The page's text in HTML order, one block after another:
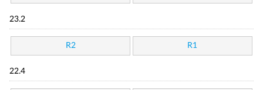
23.2
R2 R1
22.4